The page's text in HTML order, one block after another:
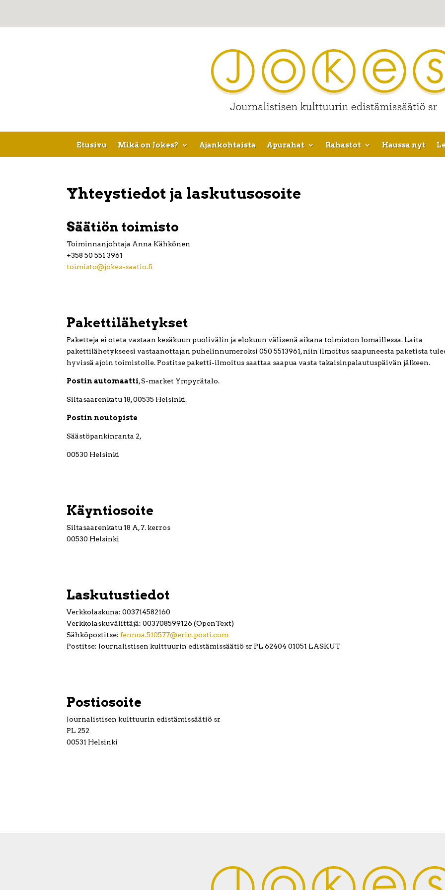
Etusivu Mikä on Jokes? Ajankohtaista Apurahat Rahastot Haussa nyt
Yhteystiedot ja laskutusosoite
Säätiön toimisto
Toiminnanjohtaja Anna Kähkönen
+358 50 551 3961
toimisto@jokes-saatio.fi
Pakettilähetykset
Paketteja ei oteta vastaan kesäkuun puolivälin ja elokuun välisenä aikana toimiston lomaillessa. Laita
pakettilähetykseesi vastaanottajan puhelinnumeroksi 050 5513961, niin ilmoitus saapuneesta paketista
hyvissä ajoin toimistolle. Postitse paketti-ilmoitus saattaa saapua vasta takaisinpalautuspäivän jälkeen.
Postin automaatti, S-market Ympyrätalo.
Siltasaarenkatu 18, 00535 Helsinki.
Postin noutopiste
Säästöpankinranta 2,
00530 Helsinki
Käyntiosoite
Siltasaarenkatu 18 A, 7. kerros
00530 Helsinki
Laskutustiedot
Verkkolaskuna: 003714582160
Verkkolaskuvälittäjä: 003708599126 (OpenText)
Sähköpostitse:fennoa.510577@erin.posti.com
Postitse: Journalistisen kulttuurin edistämissäätiö sr PL 62404 01051 LASKUT
Postiosoite
Journalistisen kulttuurin edistämissäätiö sr
PL 252
00531 Helsinki